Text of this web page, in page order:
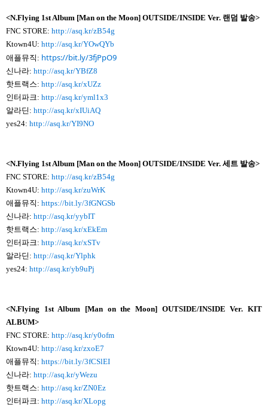
<N.Flying 1st Album [Man on the Moon] OUTSIDE/INSIDE Ver. 랜덤 발송>
FNC STORE: http://asq.kr/zB54g
Ktown4U: http://asq.kr/YOwQYb
애플뮤직: https://bit.ly/3fjPpO9
신나라: http://asq.kr/YBfZ8
핫트랙스: http://asq.kr/xUZz
인터파크: http://asq.kr/yml1x3
알라딘: http://asq.kr/xIUiAQ
yes24: http://asq.kr/YI9NO
<N.Flying 1st Album [Man on the Moon] OUTSIDE/INSIDE Ver. 세트 발송>
FNC STORE: http://asq.kr/zB54g
Ktown4U: http://asq.kr/zuWrK
애플뮤직: https://bit.ly/3fGNGSb
신나라: http://asq.kr/yybIT
핫트랙스: http://asq.kr/xEkEm
인터파크: http://asq.kr/xSTv
알라딘: http://asq.kr/Ylphk
yes24: http://asq.kr/yb9uPj
<N.Flying 1st Album [Man on the Moon] OUTSIDE/INSIDE Ver. KIT
ALBUM>
FNC STORE: http://asq.kr/y0ofm
Ktown4U: http://asq.kr/zxoE7
애플뮤직: https://bit.ly/3fCSlEI
신나라: http://asq.kr/yWezu
핫트랙스: http://asq.kr/ZN0Ez
인터파크: http://asq.kr/XLopg